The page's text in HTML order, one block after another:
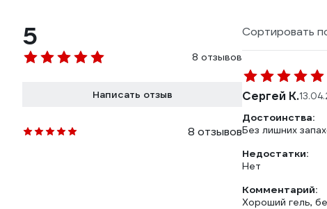
5
8 отзывов
Написать отзыв
8 отзывов
Сортировать
Сергей К.
Достоинства:
Без лишних
Недостатки:
Нет
Комментарий:
Хороший гель,